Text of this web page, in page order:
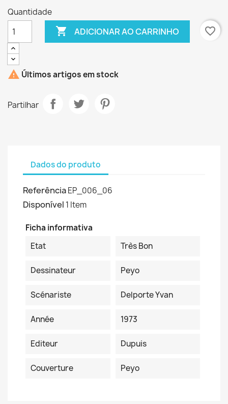
Quantidade
 ADICIONAR AO CARRINHO favorite_border
 Últimos artigos em stock
Partilhar
Dados do produto
ReferênciaEP_006_06
Disponível 1 Item
Ficha informativa
Etat
Très Bon
Dessinateur Peyo
Scénariste Delporte Yvan
Année 1973
Editeur Dupuis
Couverture Peyo